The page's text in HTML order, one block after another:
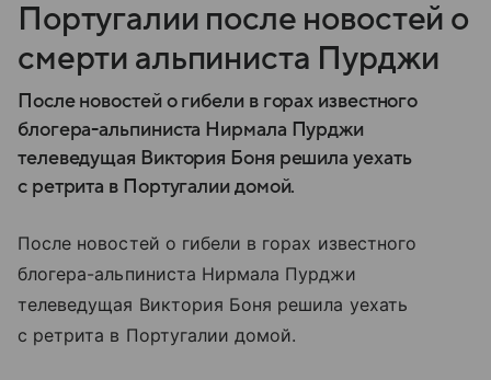
Португалии после новостей о
смерти альпиниста Пурджи
После новостей о гибели в горах известного
блогера-альпиниста Нирмала Пурджи
телеведущая Виктория Боня решила уехать
с ретрита в Португалии домой.
После новостей о гибели в горах известного
блогера-альпиниста Нирмала Пурджи
телеведущая Виктория Боня решила уехать
с ретрита в Португалии домой.